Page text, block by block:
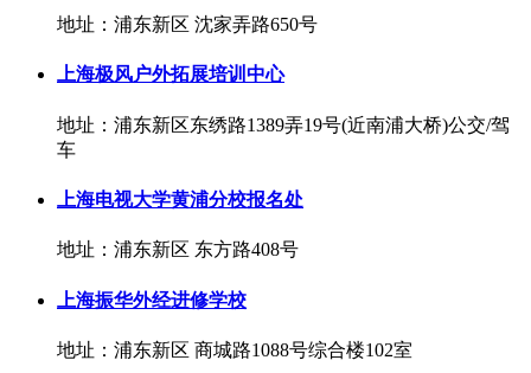
地址：浦东新区 沈家弄路650号
上海极风户外拓展培训中心
地址：浦东新区东绣路1389弄19号(近南浦大桥)公交/驾
车
上海电视大学黄浦分校报名处
地址：浦东新区 东方路408号
上海振华外经进修学校
地址：浦东新区 商城路1088号综合楼102室